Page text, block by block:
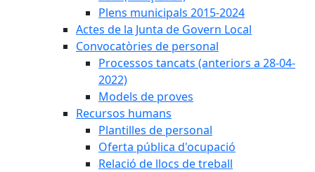
Plens municipals 2015-2024
Actes de la Junta de Govern Local
Convocatòries de personal
Processos tancats (anteriors a 28-04-
2022)
Models de proves
Recursos humans
Plantilles de personal
Oferta pública d'ocupació
Relació de llocs de treball